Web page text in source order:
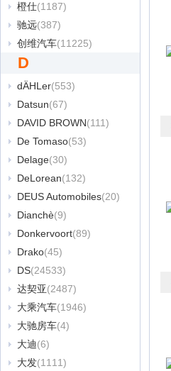
橙仕(1187)
驰远(387)
创维汽车(11225)
D
dÄHLer(553)
Datsun(67)
DAVID BROWN(111)
De Tomaso(53)
Delage(30)
DeLorean(132)
DEUS Automobiles(20)
Dianchè(9)
Donkervoort(89)
Drako(45)
DS(24533)
达契亚(2487)
大乘汽车(1946)
大驰房车(4)
大迪(6)
大发(1111)